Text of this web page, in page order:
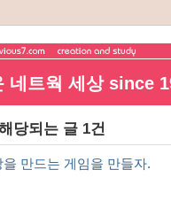
네트웍 세상 since
당되는 글 1건
만드는 게임을 만들자.